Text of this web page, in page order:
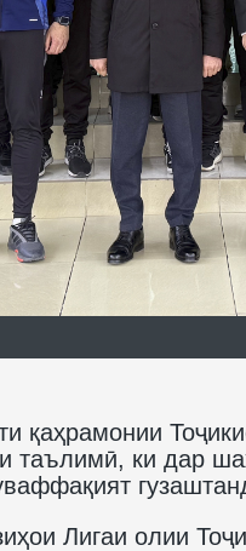
қаҳрамонии
таълимӣ, ки дар
Лигаи олии